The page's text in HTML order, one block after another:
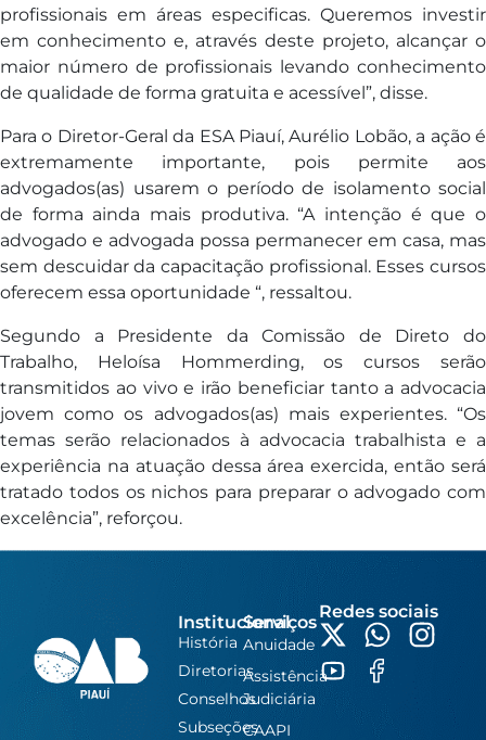
profissionais em áreas especificas. Queremos investir
em conhecimento e, através deste projeto, alcançar o
maior número de profissionais levando conhecimento
de qualidade de forma gratuita e acessível”, disse.
Para o Diretor-Geral da ESA Piauí, Aurélio Lobão, a ação é
extremamente importante, pois permite aos
advogados(as) usarem o período de isolamento social
de forma ainda mais produtiva. “A intenção é que o
advogado e advogada possa permanecer em casa, mas
sem descuidar da capacitação profissional. Esses cursos
oferecem essa oportunidade “, ressaltou.
Segundo a Presidente da Comissão de Direto do
Trabalho, Heloísa Hommerding, os cursos serão
transmitidos ao vivo e irão beneficiar tanto a advocacia
jovem como os advogados(as) mais experientes. “Os
temas serão relacionados à advocacia trabalhista e a
experiência na atuação dessa área exercida, então será
tratado todos os nichos para preparar o advogado com
excelência”, reforçou.
Institucional
História
Diretorias
Conselhos
Subseções
Serviços
Anuidade
Assistência
Judiciária
CAAPI
Redes sociais